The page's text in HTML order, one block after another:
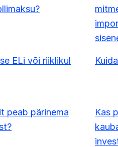
ELi või riiklikul
peab pärinema
Kas